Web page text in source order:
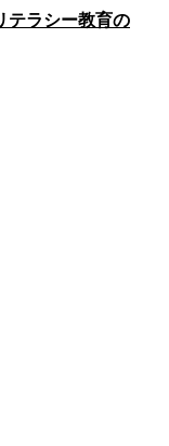
テラシー教育の